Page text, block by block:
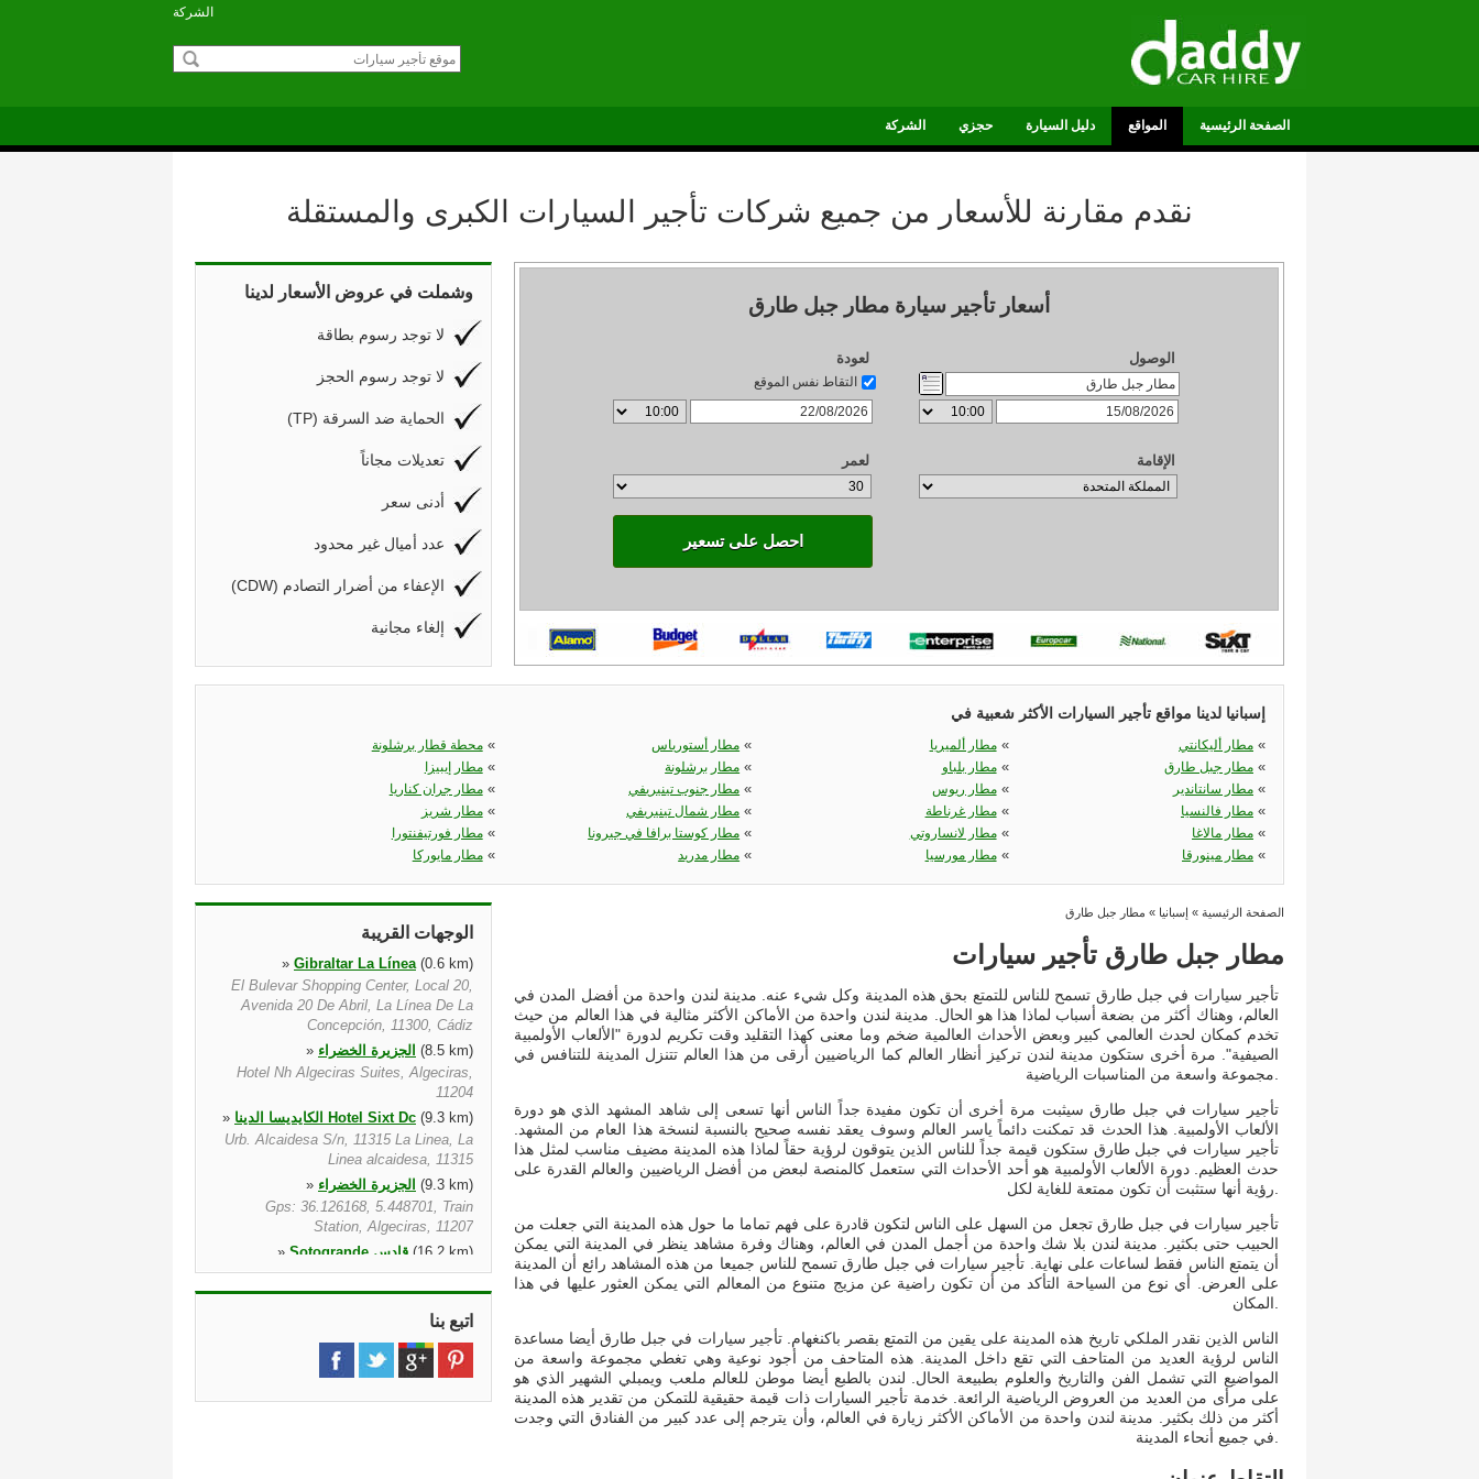
الشركة
الصفحة الرئيسية المواقع دليل السيارة حجزي الشركة
نقدم مقارنة للأسعار من جميع شركات تأجير السيارات الكبرى والمستقلة
أسعار تأجير سيارة مطار جبل طارق
الوصول لعودة
التقاط نفس الموقع
الإقامة لعمر
احصل على تسعير
وشملت في عروض الأسعار لدينا
لا توجد رسوم بطاقة
لا توجد رسوم الحجز
(TP) الحماية ضد السرقة
تعديلات مجاناً
أدنى سعر
عدد أميال غير محدود
(CDW) الإعفاء من أضرار التصادم
إلغاء مجانية
إسبانيا لدينا مواقع تأجير السيارات الأكثر شعبية في
محطة قطار برشلونة« مطار أستورياس « مطار ألميريا« مطار أليكانتي «
مطار إيبيزا« مطار برشلونة « مطار بلباو« مطار جبل طارق «
مطار جران كناريا« مطار جنوب تينيريفي « مطار ريوس« مطار سانتاندير «
مطار شريز« مطار شمال تينيريفي « مطار غرناطة« مطار فالنسيا «
مطار فورتيفنتورا« مطار كوستا برافا في جيرونا « مطار لانساروتي« مطار مالاغا «
مطار مايوركا« مطار مدريد « مطار مورسيا« مطار مينورقا «
الصفحة الرئيسية » إسبانيا » مطار جبل طارق
مطار جبل طارق تأجير سيارات
تأجير سيارات في جبل طارق تسمح للناس للتمتع بحق هذه المدينة وكل شيء عنه. مدينة لندن واحدة من أفضل المدن في
العالم، وهناك أكثر من بضعة أسباب لماذا هذا هو الحال. مدينة لندن واحدة من الأماكن الأكثر مثالية في هذا العالم من حيث
تخدم كمكان لحدث العالمي كبير وبعض الأحداث العالمية ضخم وما معنى كهذا التقليد وقت تكريم لدورة "الألعاب الأولمبية
الصيفية". مرة أخرى ستكون مدينة لندن تركيز أنظار العالم كما الرياضيين أرقى من هذا العالم تتنزل المدينة للتنافس في
تأجير سيارات في جبل طارق سيثبت مرة أخرى أن تكون مفيدة جداً الناس أنها تسعى إلى شاهد المشهد الذي هو دورة
الألعاب الأولمبية. هذا الحدث قد تمكنت دائماً ياسر العالم وسوف يعقد نفسه صحيح بالنسبة لنسخة هذا العام من المشهد.
تأجير سيارات في جبل طارق ستكون قيمة جداً للناس الذين يتوقون لرؤية حقاً لماذا هذه المدينة مضيف مناسب لمثل هذا
حدث العظيم. دورة الألعاب الأولمبية هو أحد الأحداث التي ستعمل كالمنصة لبعض من أفضل الرياضيين والعالم القدرة على
تأجير سيارات في جبل طارق تجعل من السهل على الناس لتكون قادرة على فهم تماما ما حول هذه المدينة التي جعلت من
الحبيب حتى بكثير. مدينة لندن بلا شك واحدة من أجمل المدن في العالم، وهناك وفرة مشاهد ينظر في المدينة التي يمكن
أن يتمتع الناس فقط لساعات على نهاية. تأجير سيارات في جبل طارق تسمح للناس جميعا من هذه المشاهد رائع أن المدينة
على العرض. أي نوع من السياحة التأكد من أن تكون راضية عن مزيج متنوع من المعالم التي يمكن العثور عليها في هذا
الناس الذين نقدر الملكي تاريخ هذه المدينة على يقين من التمتع بقصر باكنغهام. تأجير سيارات في جبل طارق أيضا مساعدة
الناس لرؤية العديد من المتاحف التي تقع داخل المدينة. هذه المتاحف من أجود نوعية وهي تغطي مجموعة واسعة من
المواضيع التي تشمل الفن والتاريخ والعلوم بطبيعة الحال. لندن بالطبع أيضا موطن للعالم ملعب ويمبلي الشهير الذي هو
على مرأى من العديد من العروض الرياضية الرائعة. خدمة تأجير السيارات ذات قيمة حقيقية للتمكن من تقدير هذه المدينة
أكثر من ذلك بكثير. مدينة لندن واحدة من الأماكن الأكثر زيارة في العالم، وأن يترجم إلى عدد كبير من الفنادق التي وجدت
الوجهات القريبة
» Gibraltar La Línea(0.6 km)
El Bulevar Shopping Center, Local 20,
Avenida 20 De Abril, La Línea De La
Concepción, 11300, Cádiz
» الجزيرة الخضراء
(8.5 km)
Hotel Nh Algeciras Suites, Algeciras,
11204
»
الكايديسا الدينا Hotel Sixt Dc (9.3 km)
Urb. Alcaidesa S/n, 11315 La Linea, La
Linea alcaidesa, 11315
» الجزيرة الخضراء
(9.3 km)
Gps: 36.126168, 5.448701, Train
Station, Algeciras, 11207
»
Sotogrande قادس
(16.2 km)
Sierra Bermeja Sin Numero, Pueblo
Nuevo De Guadiaro, Sotogrande,
11311, Cadiz
»Estepona(35.7 km)
Carretera Cadiz Km 159, Estepona,
29680
»Estepona Sol Marbella Atalaya Park
اتبع بنا